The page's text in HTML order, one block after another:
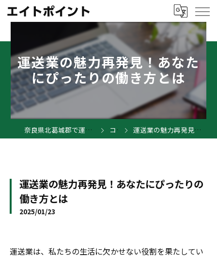
運送業の魅力再発見！あなた
にぴったりの働き方とは
奈良県北葛城郡で運送業の求人ならエイトポイント コラム 運送業の魅力再発見！あなたにぴったりの働き方とは
運送業の魅力再発見！あなたにぴったりの
働き方とは
2025/01/23
運送業は、私たちの生活に欠かせない役割を果たしてい